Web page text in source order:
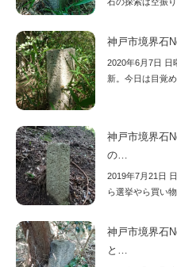
神戸市境界石
2020年6月7日 日
新。今日は目覚
神戸市境界石
の…
2019年7月21日
ら選挙やら買い
神戸市境界石
と…